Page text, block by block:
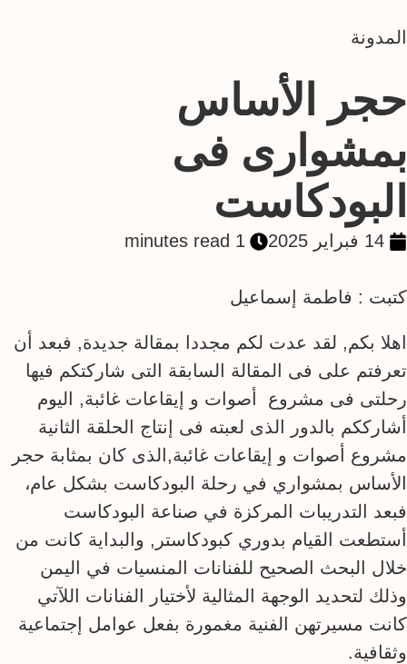
المدونة
حجر الأساس
بمشوارى فى
البودكاست
14 فبراير 2025 1 minutes read
كتبت : فاطمة إسماعيل
اهلا بكم, لقد عدت لكم مجددا بمقالة جديدة, فبعد أن
تعرفتم على فى المقالة السابقة التى شاركتكم فيها
رحلتى فى مشروع أصوات و إيقاعات غائبة, اليوم
أشارككم بالدور الذى لعبته فى إنتاج الحلقة الثانية
مشروع أصوات و إيقاعات غائبة,الذى كان بمثابة حجر
الأساس بمشواري في رحلة البودكاست بشكل عام،
فبعد التدريبات المركزة في صناعة البودكاست
أستطعت القيام بدوري كبودكاستر, والبداية كانت من
خلال البحث الصحيح للفنانات المنسيات في اليمن
وذلك لتحديد الوجهة المثالية لأختيار الفنانات اللآتي
كانت مسيرتهن الفنية مغمورة بفعل عوامل إجتماعية
وثقافية.